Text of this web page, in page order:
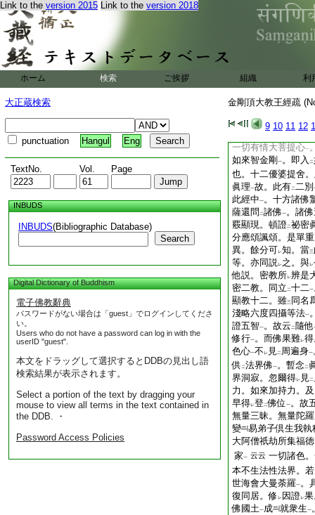
Link to the version 2015 Link to the version 2018
ホーム 検索 ご挨拶 組織 利
大正蔵検索
punctuation Hangul Eng
TextNo. Vol. Page
INBUDS
INBUDS(Bibliographic Database)
Search
Digital Dictionary of Buddhism
電子佛教辭典
パスワードがない場合は「guest」でログインしてくださ
い。
Users who do not have a password can log in with the
userID "guest".
本文をドラッグして選択するとDDBの見出し語
検索結果が表示されます。
Select a portion of the text by dragging your
mouse to view all terms in the text contained in
the DDB. ・
Password Access Policies
金剛頂大教王經疏
9 10 11 12
悉地果一故。既是内
十一阿浮陀達摩。
諸衆共不共徳
。復有 住
禪定解脱地等
大曼荼羅
。纔入
況餘悉地類。是即
數如來身。從 一一
於二 彼佛刹 一 還説 二此
一切有情大菩提心一
如來智金剛 一。即入 二
也。十二優婆提舍
眞理一故。此有二二別
此經中一。十方諸佛
薩還問 二諸佛一。諸
覈顯現。頓證二祕密
分應頌諷頌。是單
異。餘分可レ知。當三
等。亦同説レ之。與レ
他説。密教所レ辨是
密二教。同立 二十二一
顯教十二。雖三 同名
淺略六度四攝等法一
證五智一。故云 二 隨他
修行一。而佛果難レ
色心一不 レ 見二 周遍身一
供 二法界佛一。暫念二
界洞寂。忽爾得レ 見二
力。如來加持力。
早得レ登二佛位 一。故
無量三昧。無量陀
變
易弟子倶生我執
大阿僧祇劫所集福
家一 云云 一切諸色
本不生法性法界。
世海會大曼荼羅一。
復同居。修 レ 因證レ
佛國土一成 就衆生一